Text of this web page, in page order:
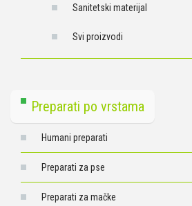
Sanitetski materijal
Svi proizvodi
Preparati po vrstama
Humani preparati
Preparati za pse
Preparati za mačke